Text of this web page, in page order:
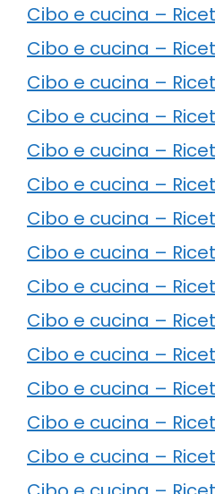
Cibo e cucina –
Cibo e cucina –
Cibo e cucina –
Cibo e cucina –
Cibo e cucina –
Cibo e cucina –
Cibo e cucina –
Cibo e cucina –
Cibo e cucina –
Cibo e cucina –
Cibo e cucina –
Cibo e cucina –
Cibo e cucina –
Cibo e cucina –